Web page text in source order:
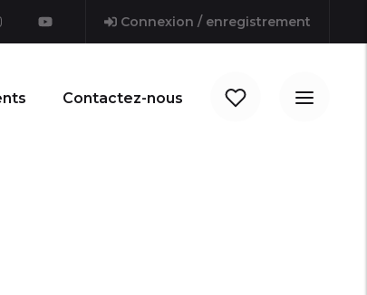
Connexion / enregistrement
Contactez-nous